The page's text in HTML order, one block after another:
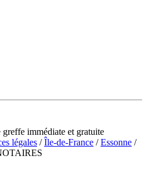
immédiate et gratuite
légales /Île-de-France /Essonne /